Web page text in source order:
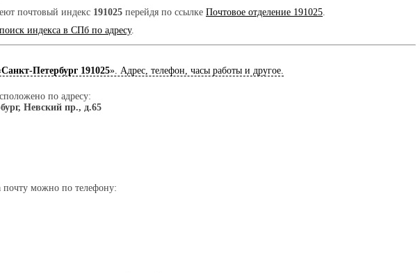
почтовый индекс 191025 перейдя по ссылке Почтовое отделение 191025
поиск индекса в СПб по адресу.
Санкт-Петербург 191025». Адрес, телефон, часы работы и другое.
по адресу:
Невский пр., д.65
почту можно по телефону: